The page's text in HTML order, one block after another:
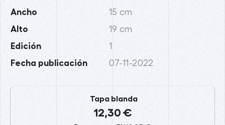
Ancho 15 cm
Alto 19 cm
Edición 1
Fecha publicación 07-11-2022
Tapa blanda
12,30 €